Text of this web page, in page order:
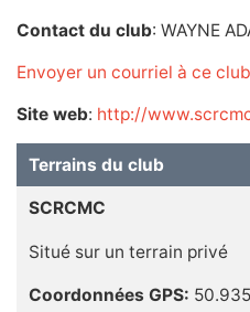
Contact du club: WAYNE
Envoyer un courriel à ce club
Site web: http://
Terrains du club
SCRCMC
Situé sur un terrain privé
Coordonnées GPS: